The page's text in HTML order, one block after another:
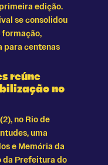
edição.
se consolidou
formação,
centenas
reúne
no
no Rio de
uma
e Memória da
da Prefeitura do